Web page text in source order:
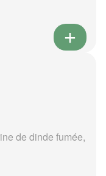
de dinde fumée,